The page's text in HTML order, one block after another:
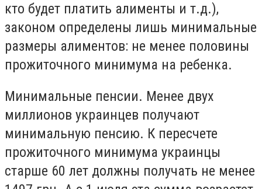
кто будет платить алименты и т.д.),
законом определены лишь минимальные
размеры алиментов: не менее половины
прожиточного минимума на ребенка.
Минимальные пенсии. Менее двух
миллионов украинцев получают
минимальную пенсию. К пересчете
прожиточного минимума украинцы
старше 60 лет должны получать не менее